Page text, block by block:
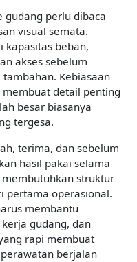
gudang perlu dibaca
visual semata.
kapasitas beban,
akses sebelum
Kebiasaan
detail penting
besar biasanya
tergesa.
terima, dan sebelum
hasil pakai selama
struktur
pertama operasional.
membantu
gudang, dan
rapi membuat
berjalan